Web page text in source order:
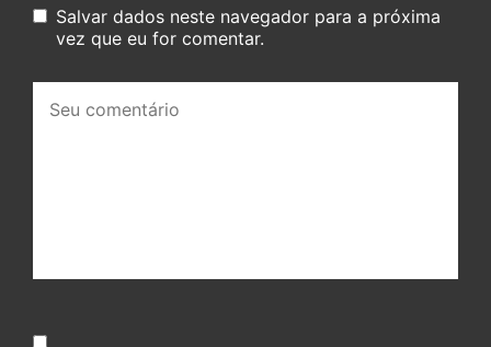
Salvar dados neste navegador para a próxima
vez que eu for comentar.
comentário: